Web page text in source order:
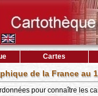
Cartes
de la France au
pour connaître les